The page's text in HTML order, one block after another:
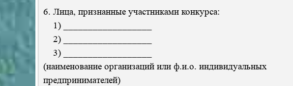
6. Лица, признанные участниками конкурса:
1) __________________
2) __________________
3) __________________
(наименование организаций или ф.и.о. индивидуальных
предпринимателей)